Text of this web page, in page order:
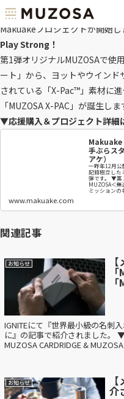
本日2/16「エコの日」AM10:00
Makuakeプロジェクトが開始し
Play Strong！
第1弾オリジナルMUZOSAで使
ート」から、ヨットやウイン
されている「X-Pac™」素材に
「MUZOSA X-PAC」が誕生しま
▼応援購入＆プロジェクト詳細
Makuake
手ぶらス
アケ）
一昨年12月公
記録樹立した
弾です。 ▼第
MUZOSA＜
ミッションの
www.makuake.com
関連記事
お知らせ
IGNITEにて『世界最小級の名刺
に』の記事で紹介されました。
MUZOSA CARDRIDGE &
お知らせ
介